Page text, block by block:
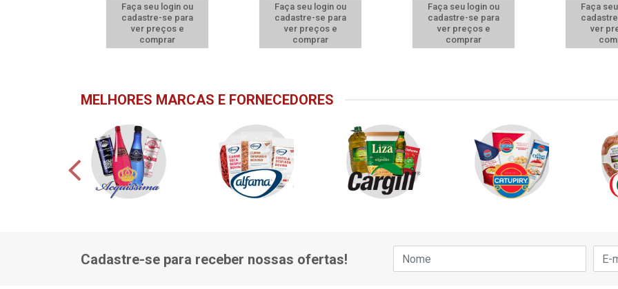
Faça seu login ou
cadastre-se para
ver preços e
comprar
Faça seu login ou
cadastre-se para
ver preços e
comprar
Faça seu login ou
cadastre-se para
ver preços e
comprar
Faça
ver
MELHORES MARCAS E FORNECEDORES
Cadastre-se para receber nossas ofertas!